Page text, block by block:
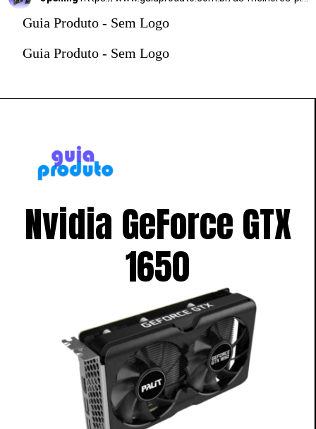
Guia Produto - Sem Logo
Guia Produto - Sem Logo
Nvidia GeForce GTX
1650